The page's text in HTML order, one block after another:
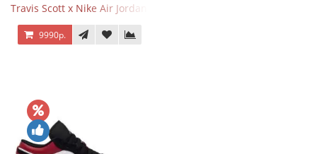
Travis Scott x Nike Air Jordan 1 Retro Low OG SP Olive
9990р.